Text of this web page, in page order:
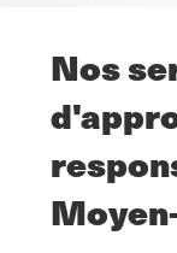
Nos